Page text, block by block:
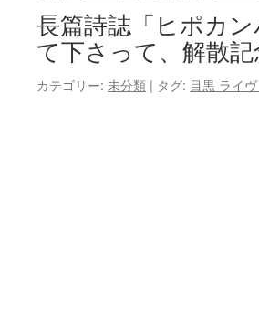
長篇詩誌「ヒポカ
て下さって、解散
カテゴリー: 未分類 | タグ: 目黒 ライ